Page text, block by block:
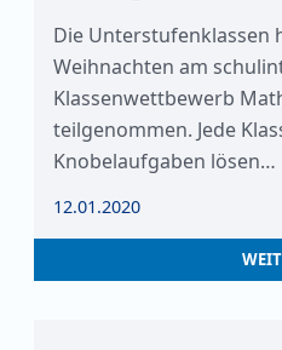
Die Unterstufenklassen
Weihnachten am
Klassenwettbewerb
teilgenommen. Jede
Knobelaufgaben lösen…
12.01.2020